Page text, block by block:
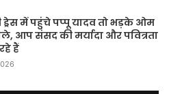
ड्रेस में पहुंचे पप्पू यादव तो भड़के ओम
आप संसद की मर्यादा और पवित्रता
हैं